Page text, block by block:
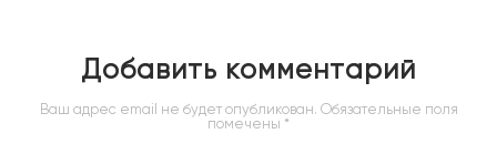
Добавить комментарий
Ваш адрес email не будет опубликован. Обязательные поля
помечены *